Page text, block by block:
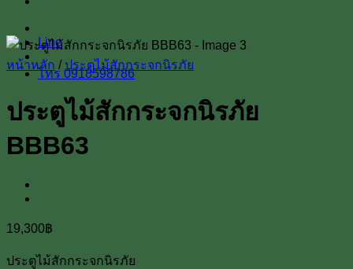
Line
โทร 0918598786
หน้าหลัก / ประตูไม้สักกระจกนิรภัย
ประตูไม้สักกระจกนิรภัย
BBB63
19,300฿
ประตูไม้สักกระจกนิรภัย